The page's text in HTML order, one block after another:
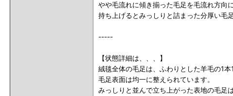
やや毛流れに傾き揃った毛足を毛流れ方向
持ち上げるとみっしりと詰まった分厚い毛
-----
【状態詳細は、、、】
絨毯全体の毛足は、ふわりとした羊毛の1本
毛足表面は均一に整えられています。
みっしりと並んで立ち上がった表地の毛足